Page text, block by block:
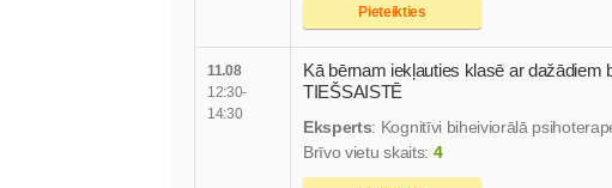
Pieteikties
11.08
12:30-
14:30
Kā bērnam iekļauties klasē ar dažādiem
TIEŠSAISTĒ
Eksperts: Kognitīvi biheiviorālā
Brīvo vietu skaits: 4